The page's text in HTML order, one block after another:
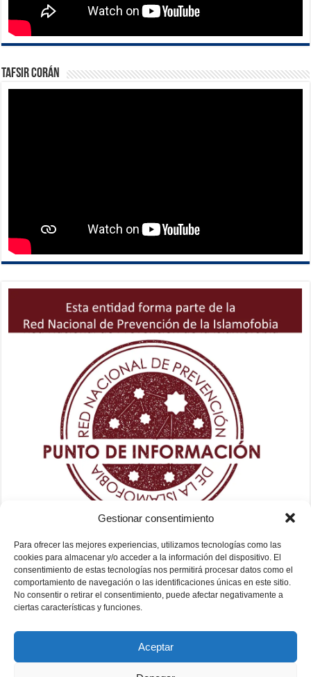
Gestionar consentimiento
Para ofrecer las mejores experiencias, utilizamos tecnologías como las
cookies para almacenar y/o acceder a la información del dispositivo. El
consentimiento de estas tecnologías nos permitirá procesar datos como el
comportamiento de navegación o las identificaciones únicas en este sitio.
No consentir o retirar el consentimiento, puede afectar negativamente a
ciertas características y funciones.
Aceptar
Tafsir Corán